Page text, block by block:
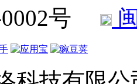
0002号